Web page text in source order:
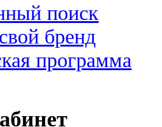
поиск
бренд
программа